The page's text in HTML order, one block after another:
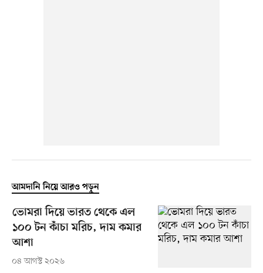
আমদানি নিয়ে আরও পড়ুন
ভোমরা দিয়ে ভারত থেকে এল
১০০ টন কাঁচা মরিচ, দাম কমার
আশা
০৪ আগস্ট ২০২৬